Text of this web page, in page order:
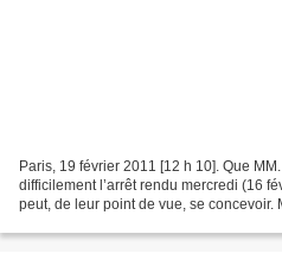
Paris, 19 février 2011 [12 h 10]. Que
difficilement l’arrêt rendu mercredi (16
peut, de leur point de vue, se concevoir.